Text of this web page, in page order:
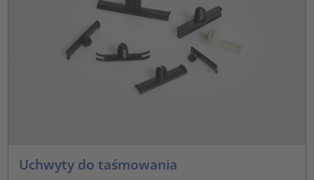
Uchwyty do taśmowania